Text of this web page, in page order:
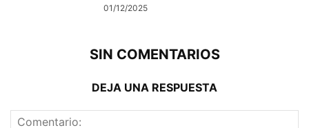
01/12/2025
SIN COMENTARIOS
DEJA UNA RESPUESTA